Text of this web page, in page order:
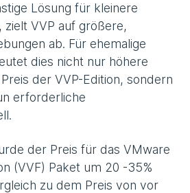
Lösung für kleinere
VVP auf größere,
ab. Für ehemalige
dies nicht nur höhere
der VVP-Edition, sondern
erforderliche
der Preis für das VMware
(VVF) Paket um 20 -35%
zu dem Preis von vor